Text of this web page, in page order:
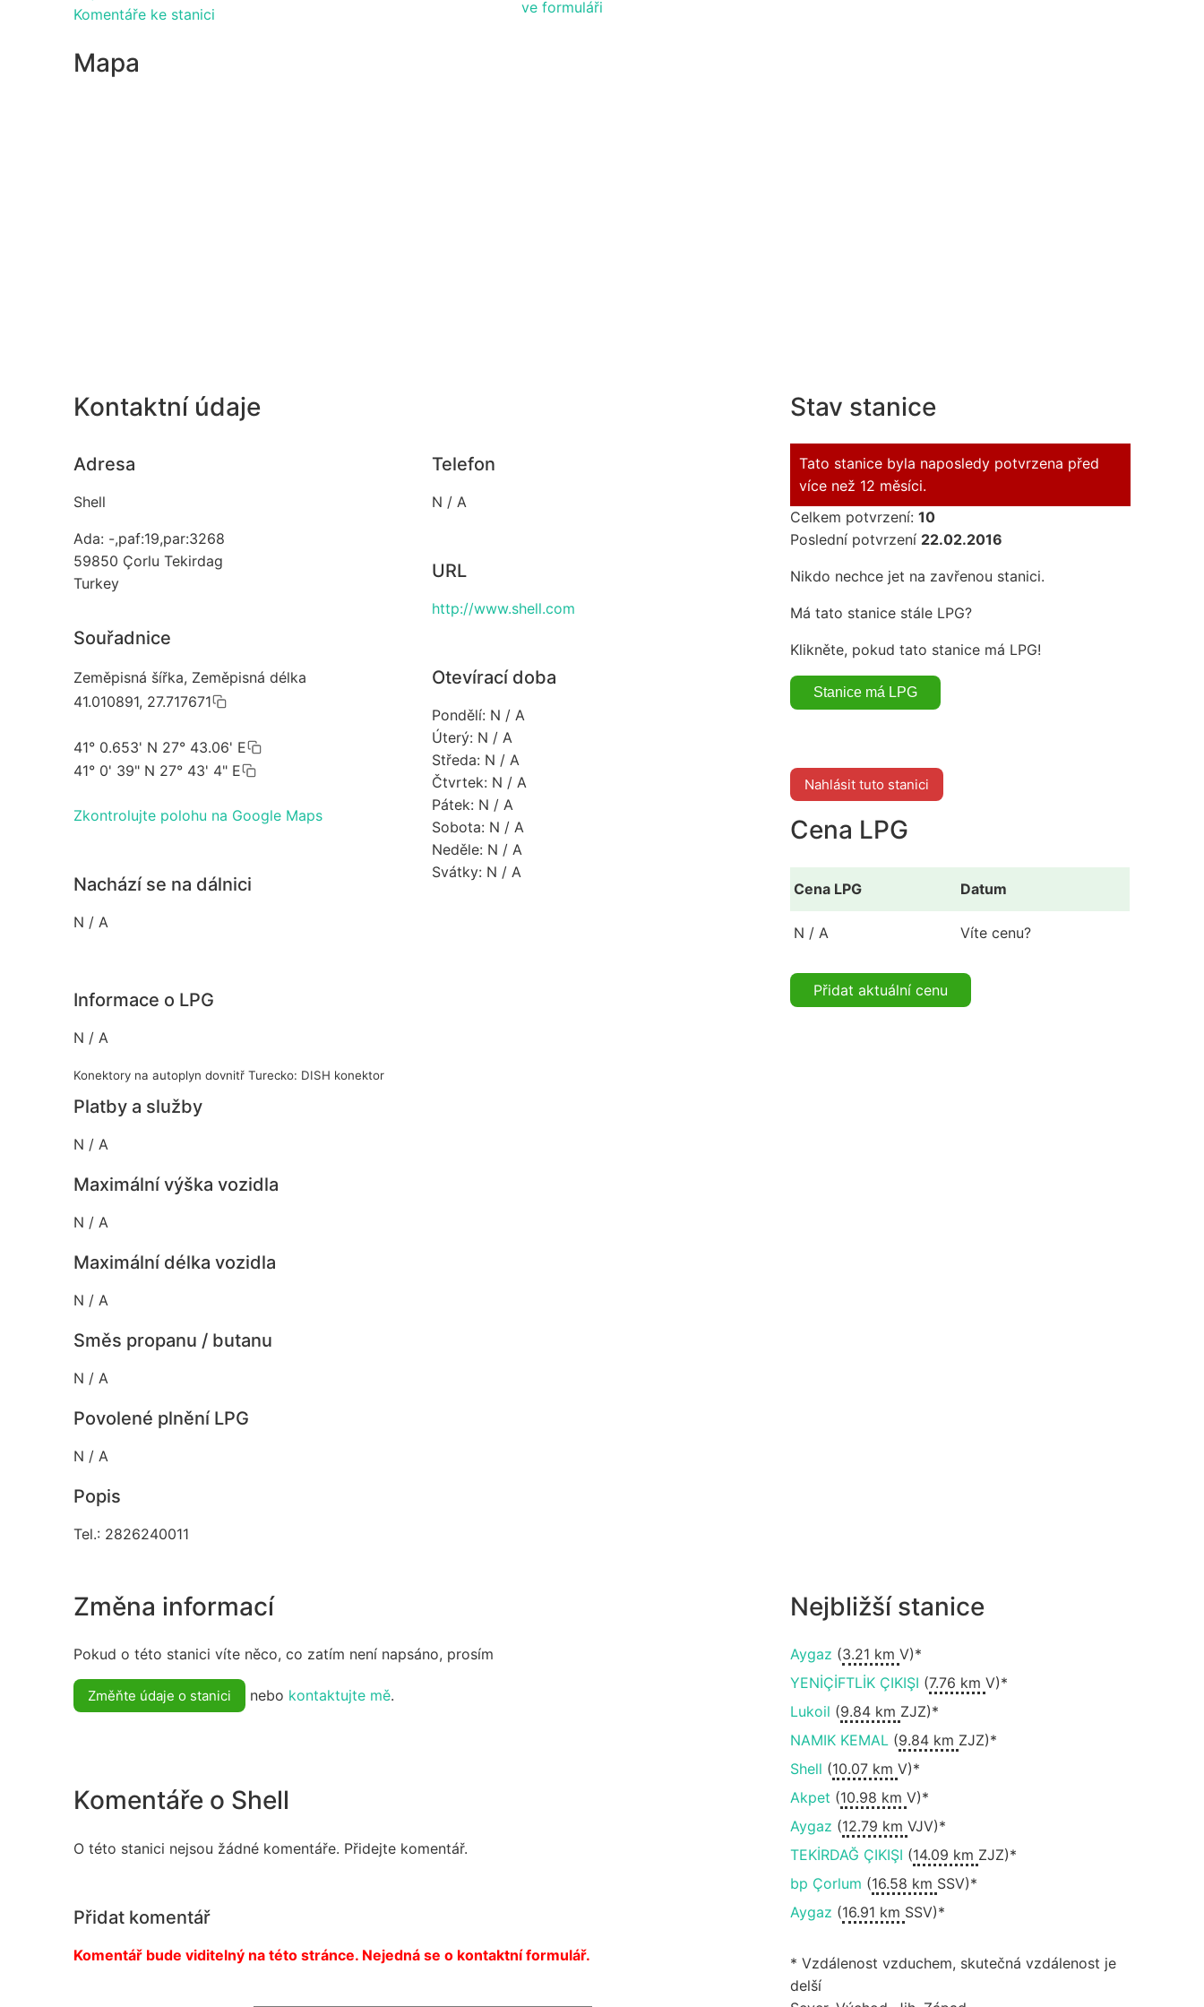
Komentáře ke stanici
ve formuláři
Mapa
Kontaktní údaje
Adresa
Shell
Ada: -,paf:19,par:3268
59850 Çorlu Tekirdag
Turkey
Souřadnice
Zeměpisná šířka, Zeměpisná délka
41.010891, 27.717671
41° 0.653' N 27° 43.06' E
41° 0' 39" N 27° 43' 4" E
Zkontrolujte polohu na Google Maps
Nachází se na dálnici
N / A
Telefon
N / A
URL
http://www.shell.com
Otevírací doba
Pondělí: N / A
Úterý: N / A
Středa: N / A
Čtvrtek: N / A
Pátek: N / A
Sobota: N / A
Neděle: N / A
Svátky: N / A
Informace o LPG
N / A
Konektory na autoplyn dovnitř Turecko: DISH konektor
Platby a služby
N / A
Maximální výška vozidla
N / A
Maximální délka vozidla
N / A
Směs propanu / butanu
N / A
Povolené plnění LPG
N / A
Popis
Tel.: 2826240011
Stav stanice
Tato stanice byla naposledy potvrzena před
více než 12 měsíci.
Celkem potvrzení: 10
Poslední potvrzení 22.02.2016
Nikdo nechce jet na zavřenou stanici.
Má tato stanice stále LPG?
Klikněte, pokud tato stanice má LPG!
Nahlásit tuto stanici
Cena LPG
Cena LPG Datum
N / A Víte cenu?
Přidat aktuální cenu
Změna informací
Pokud o této stanici víte něco, co zatím není napsáno, prosím
Změňte údaje o stanici nebo kontaktujte mě.
Komentáře o Shell
O této stanici nejsou žádné komentáře. Přidejte komentář.
Přidat komentář
Komentář bude viditelný na této stránce. Nejedná se o kontaktní formulář.
Nejbližší stanice
Aygaz (3.21 km V)*
YENİÇİFTLİK ÇIKIŞI (7.76 km V)*
Lukoil (9.84 km ZJZ)*
NAMIK KEMAL(9.84 km ZJZ)*
Shell (10.07 km V)*
Akpet (10.98 km V)*
Aygaz (12.79 km VJV)*
TEKİRDAĞ ÇIKIŞI (14.09 km ZJZ)*
bp Çorlum (16.58 km SSV)*
Aygaz (16.91 km SSV)*
* Vzdálenost vzduchem, skutečná vzdálenost je
delší